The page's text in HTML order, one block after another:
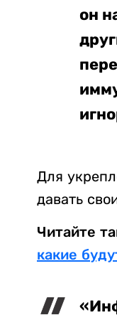
он
Для
давать
Читайте
какие